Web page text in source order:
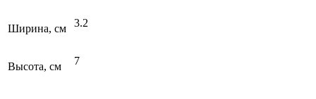
Ширина, см 3.2
Высота, см 7